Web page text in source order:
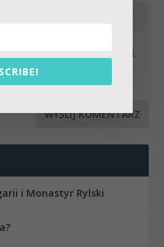
komentarzach przez email.
i Monastyr Rylski